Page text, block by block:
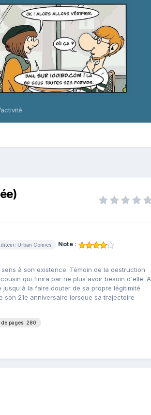
Urban Comics Note:
à son existence. Témoin de la destruction
qui finira par ne plus avoir besoin d'elle. A
la faire douter de sa propre légitimité.
son 21e anniversaire lorsque sa trajectoire
de pages: 280